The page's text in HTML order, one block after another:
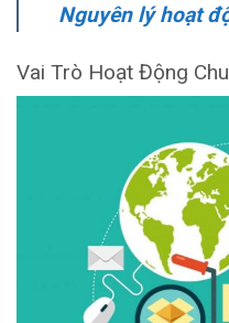
Nguyên lý hoạt
Vai Trò Hoạt Động